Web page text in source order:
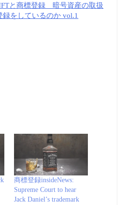
と商標登録 暗号資産の取扱
をしているのか vol.1
商標登録insideNews:
Supreme Court to hear
Jack Daniel’s trademark